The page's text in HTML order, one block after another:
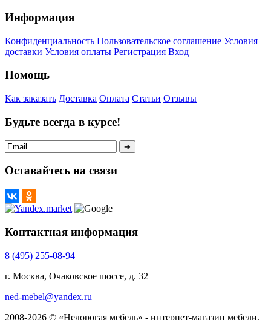
Информация
Конфиденциальность Пользовательское соглашение Условия
доставки Условия оплаты Регистрация Вход
Помощь
Как заказать Доставка Оплата Статьи Отзывы
Будьте всегда в курсе!
Оставайтесь на связи
Контактная информация
8 (495) 255-08-94
г. Москва, Очаковское шоссе, д. 32
ned-mebel@yandex.ru
2008-2026 © «Недорогая мебель» - интернет-магазин мебели,